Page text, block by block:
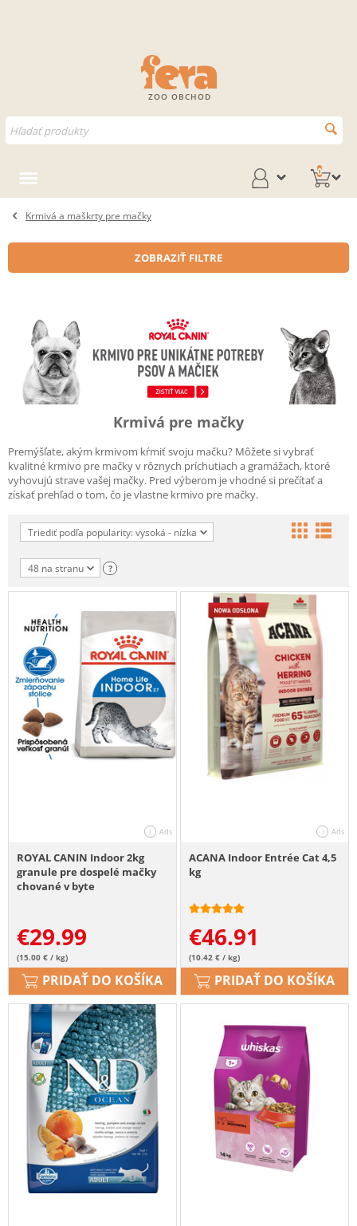
ZOO OBCHOD
0
Krmivá a maškrty pre mačky
ZOBRAZIŤ FILTRE
Krmivá pre mačky
Premýšľate, akým krmivom kŕmiť svoju mačku? Môžete si vybrať
kvalitné krmivo pre mačky v rôznych príchutiach a gramážach, ktoré
vyhovujú strave vašej mačky. Pred výberom je vhodné si prečítať a
získať prehľad o tom, čo je vlastne krmivo pre mačky.
Triediť podľa popularity: vysoká - nízka
48 na stranu ?
ROYAL CANIN Indoor 2kg
granule pre dospelé mačky
chované v byte
€29.99
(15.00 € / kg)
PRIDAŤ DO KOŠÍKA
ACANA Indoor Entrée Cat 4,5
kg
€46.91
(10.42 € / kg)
PRIDAŤ DO KOŠÍKA